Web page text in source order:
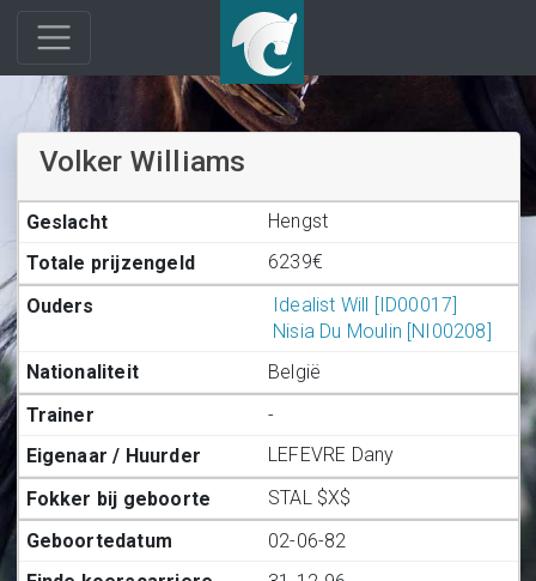
Volker Williams
Hengst
6239€
Idealist Will [ID00017]
Nisia Du Moulin [NI00208]
België
-
LEFEVRE Dany
STAL $X$
02-06-82